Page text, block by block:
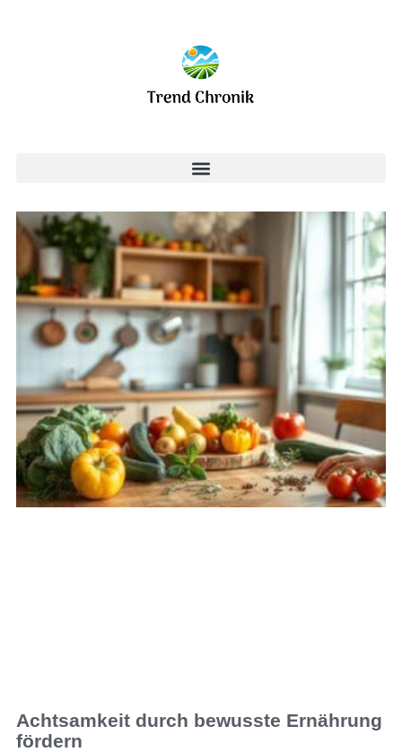
Achtsamkeit durch bewusste Ernährung
fördern